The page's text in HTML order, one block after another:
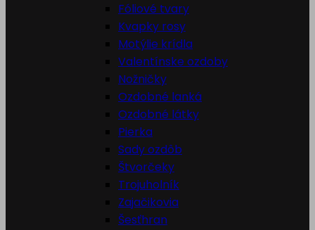
Fóliové tvary
Kvapky rosy
Motýlie krídla
Valentínske ozdoby
Nožničky
Ozdobné lanká
Ozdobné látky
Pierka
Sady ozdôb
Štvorčeky
Trojuholník
Zajačikovia
Šesťhran